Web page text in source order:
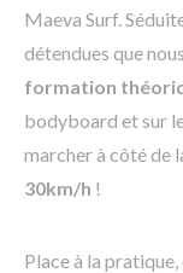
Maeva Surf.
détendues que
formation
bodyboard et sur
marcher à côté de
30km/h !
Place à la